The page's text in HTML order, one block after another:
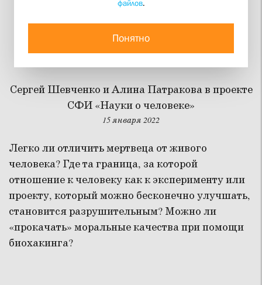
Игра в Бога: как новые
технологии улучшают
человека?
Сергей Шевченко и Алина Патракова в проекте
СФИ «Науки о человеке»
15 января 2022
Легко ли отличить мертвеца от живого
человека? Где та граница, за которой
отношение к человеку как к эксперименту или
проекту, который можно бесконечно улучшать,
становится разрушительным? Можно ли
«прокачать» моральные качества при помощи
биохакинга?
файлов.
Понятно